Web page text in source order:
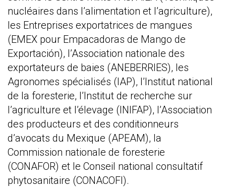
nucléaires dans l’alimentation et l’agriculture),
les Entreprises exportatrices de mangues
(EMEX pour Empacadoras de Mango de
Exportación), l’Association nationale des
exportateurs de baies (ANEBERRIES), les
Agronomes spécialisés (IAP), l’Institut national
de la foresterie, l’Institut de recherche sur
l’agriculture et l’élevage (INIFAP), l’Association
des producteurs et des conditionneurs
d’avocats du Mexique (APEAM), la
Commission nationale de foresterie
(CONAFOR) et le Conseil national consultatif
phytosanitaire (CONACOFI).